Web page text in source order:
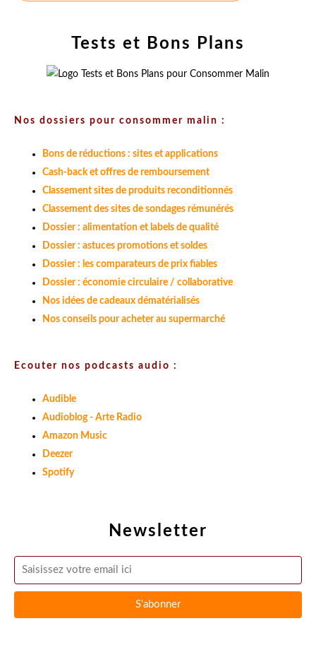
Newsletter
Tests et Bons Plans
Nos dossiers pour consommer malin :
Bons de réductions : sites et applications
Cash-back et offres de remboursement
Classement sites de produits reconditionnés
Classement des sites de sondages rémunérés
Dossier : alimentation et labels de qualité
Dossier : astuces promotions et soldes
Dossier : les comparateurs de prix fiables
Dossier : économie circulaire / collaborative
Nos idées de cadeaux dématérialisés
Nos conseils pour acheter au supermarché
Ecouter nos podcasts audio :
Audible
Audioblog - Arte Radio
Amazon Music
Deezer
Spotify